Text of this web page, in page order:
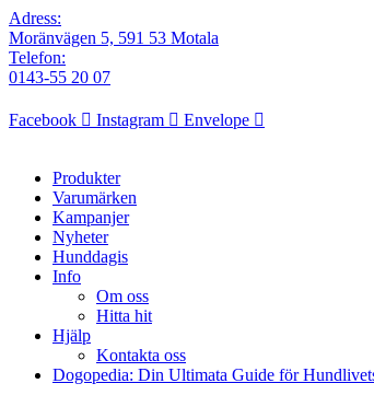
Adress:
Moränvägen 5, 591 53 Motala
Telefon:
0143-55 20 07
Facebook Instagram Envelope
Produkter
Varumärken
Kampanjer
Nyheter
Hunddagis
Info
Om oss
Hitta hit
Hjälp
Kontakta oss
Dogopedia: Din Ultimata Guide för